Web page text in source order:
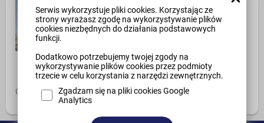
Serwis wykorzystuje pliki cookies. Korzystając ze
strony wyrażasz zgodę na wykorzystywanie plików
cookies niezbędnych do działania podstawowych
funkcji.
Dodatkowo potrzebujemy twojej zgody na
wykorzystywanie plików cookies przez podmioty
trzecie w celu korzystania z narzędzi zewnętrznych.
Zgadzam się na pliki cookies Google
Analytics
Statuetka na urodziny
Cena widoczna po zalogowaniu